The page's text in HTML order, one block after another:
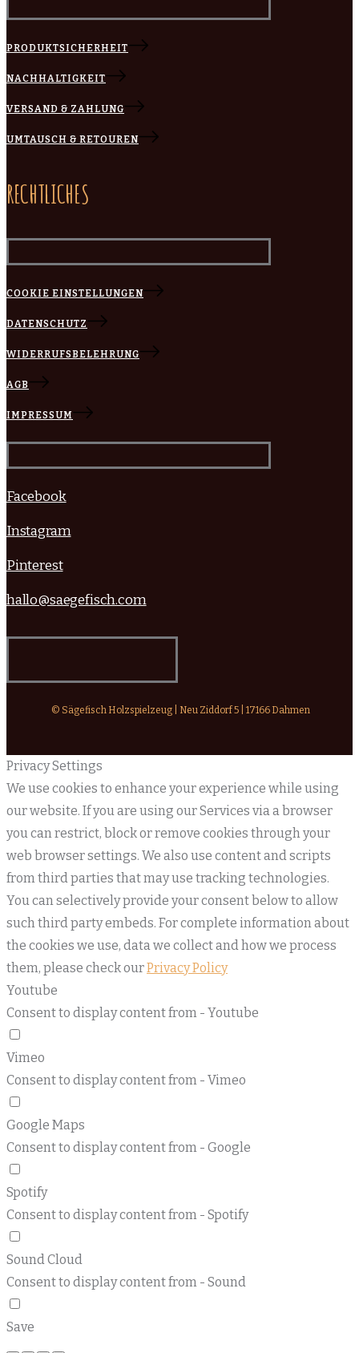
PRODUKTSICHERHEIT
NACHHALTIGKEIT
VERSAND & ZAHLUNG
UMTAUSCH & RETOUREN
RECHTLICHES
COOKIE EINSTELLUNGEN
DATENSCHUTZ
WIDERRUFSBELEHRUNG
AGB
IMPRESSUM
Facebook
Instagram
Pinterest
hallo@saegefisch.com
© Sägefisch Holzspielzeug | Neu Ziddorf 5 | 17166 Dahmen
Privacy Settings
We use cookies to enhance your experience while using
our website. If you are using our Services via a browser
you can restrict, block or remove cookies through your
web browser settings. We also use content and scripts
from third parties that may use tracking technologies.
You can selectively provide your consent below to allow
such third party embeds. For complete information about
the cookies we use, data we collect and how we process
them, please check ourPrivacy Policy
Youtube
Consent to display content from - Youtube
Vimeo
Consent to display content from - Vimeo
Google Maps
Consent to display content from - Google
Spotify
Consent to display content from - Spotify
Sound Cloud
Consent to display content from - Sound
Save